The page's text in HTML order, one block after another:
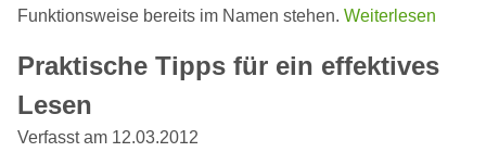
Funktionsweise bereits im Namen stehen. Weiterlesen
Praktische Tipps für ein effektives
Lesen
Verfasst am 12.03.2012